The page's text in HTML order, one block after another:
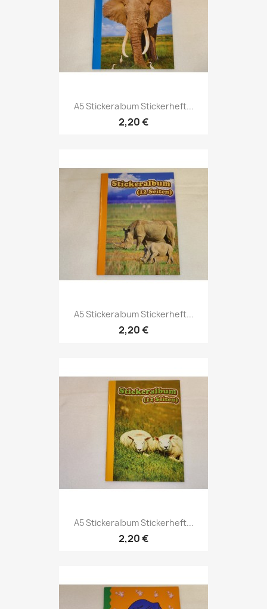
A5 Stickeralbum Stickerheft...
2,20 €
A5 Stickeralbum Stickerheft...
2,20 €
A5 Stickeralbum Stickerheft...
2,20 €